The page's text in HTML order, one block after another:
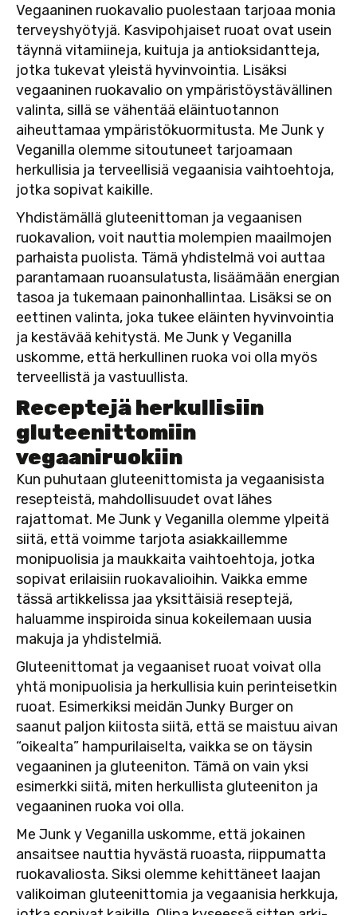
Vegaaninen ruokavalio puolestaan tarjoaa monia
terveyshyötyjä. Kasvipohjaiset ruoat ovat usein
täynnä vitamiineja, kuituja ja antioksidantteja,
jotka tukevat yleistä hyvinvointia. Lisäksi
vegaaninen ruokavalio on ympäristöystävällinen
valinta, sillä se vähentää eläintuotannon
aiheuttamaa ympäristökuormitusta. Me Junk y
Veganilla olemme sitoutuneet tarjoamaan
herkullisia ja terveellisiä vegaanisia vaihtoehtoja,
jotka sopivat kaikille.
Yhdistämällä gluteenittoman ja vegaanisen
ruokavalion, voit nauttia molempien maailmojen
parhaista puolista. Tämä yhdistelmä voi auttaa
parantamaan ruoansulatusta, lisäämään energian
tasoa ja tukemaan painonhallintaa. Lisäksi se on
eettinen valinta, joka tukee eläinten hyvinvointia
ja kestävää kehitystä. Me Junk y Veganilla
uskomme, että herkullinen ruoka voi olla myös
terveellistä ja vastuullista.
Receptejä herkullisiin
gluteenittomiin
vegaaniruokiin
Kun puhutaan gluteenittomista ja vegaanisista
resepteistä, mahdollisuudet ovat lähes
rajattomat. Me Junk y Veganilla olemme ylpeitä
siitä, että voimme tarjota asiakkaillemme
monipuolisia ja maukkaita vaihtoehtoja, jotka
sopivat erilaisiin ruokavalioihin. Vaikka emme
tässä artikkelissa jaa yksittäisiä reseptejä,
haluamme inspiroida sinua kokeilemaan uusia
makuja ja yhdistelmiä.
Gluteenittomat ja vegaaniset ruoat voivat olla
yhtä monipuolisia ja herkullisia kuin perinteisetkin
ruoat. Esimerkiksi meidän Junky Burger on
saanut paljon kiitosta siitä, että se maistuu aivan
“oikealta” hampurilaiselta, vaikka se on täysin
vegaaninen ja gluteeniton. Tämä on vain yksi
esimerkki siitä, miten herkullista gluteeniton ja
vegaaninen ruoka voi olla.
Me Junk y Veganilla uskomme, että jokainen
ansaitsee nauttia hyvästä ruoasta, riippumatta
ruokavaliosta. Siksi olemme kehittäneet laajan
valikoiman gluteenittomia ja vegaanisia herkkuja,